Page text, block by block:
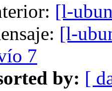
[l-
[l-
7
by: [